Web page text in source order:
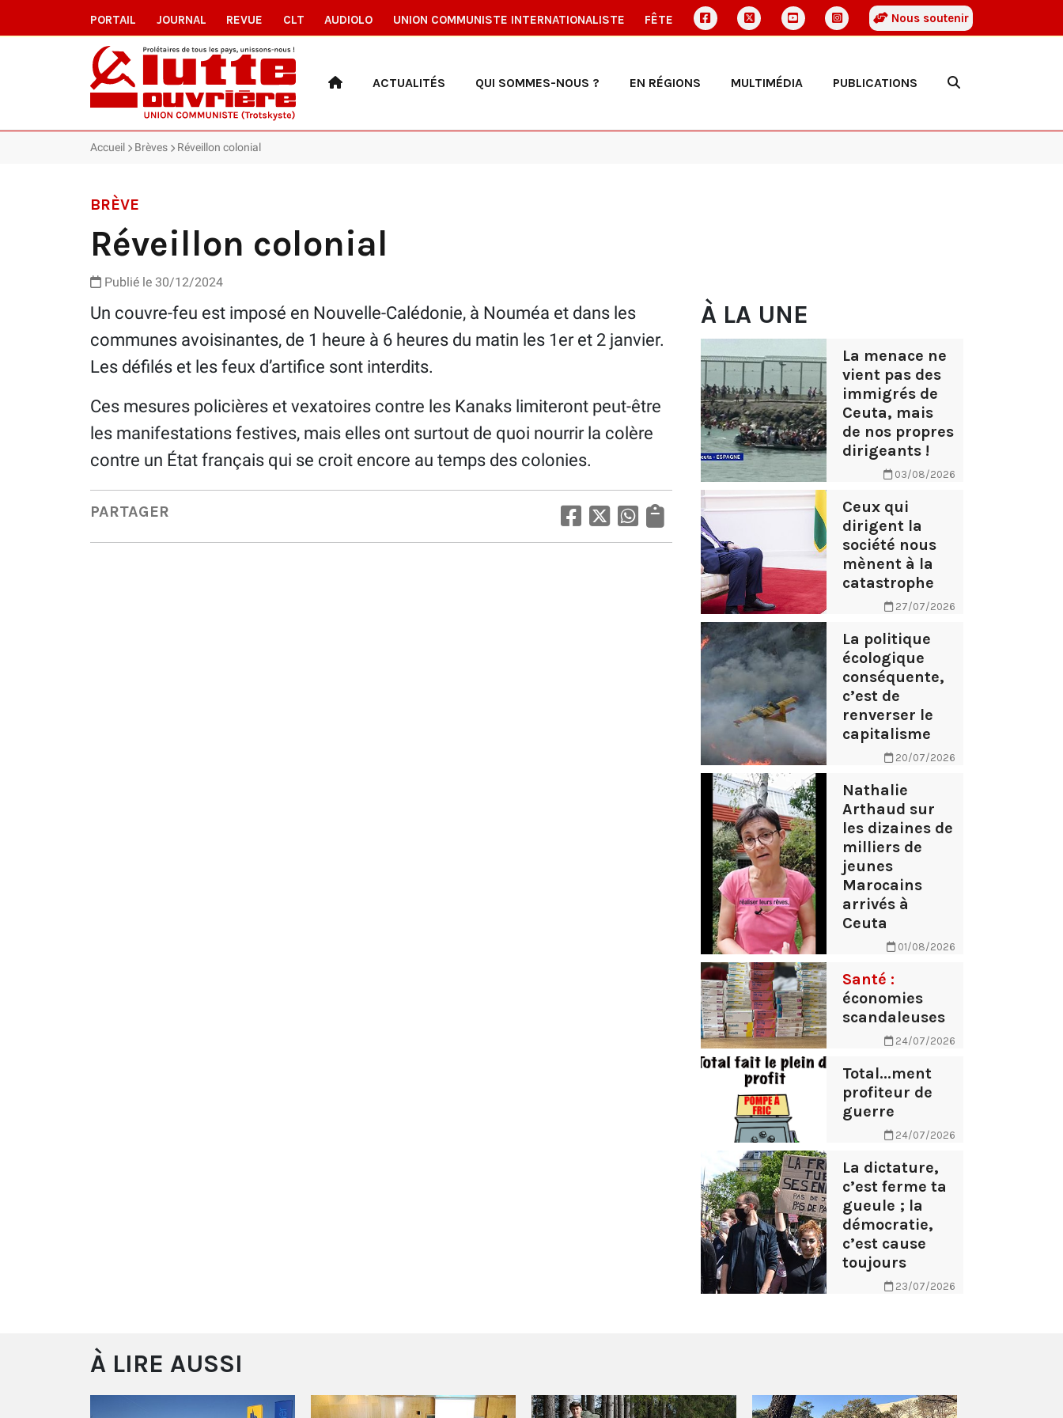
PORTAIL JOURNAL REVUE CLT AUDIOLO UNION COMMUNISTE INTERNATIONALISTE FÊTE Nous soutenir
ACTUALITÉS QUI SOMMES-NOUS ? EN RÉGIONS MULTIMÉDIA PUBLICATIONS
Accueil Brèves Réveillon colonial
BRÈVE
Réveillon colonial
Publié le 30/12/2024
Un couvre-feu est imposé en Nouvelle-Calédonie, à Nouméa et dans les
communes avoisinantes, de 1 heure à 6 heures du matin les 1er et 2 janvier.
Les défilés et les feux d’artifice sont interdits.
Ces mesures policières et vexatoires contre les Kanaks limiteront peut-être
les manifestations festives, mais elles ont surtout de quoi nourrir la colère
contre un État français qui se croit encore au temps des colonies.
PARTAGER
À LA UNE
La menace ne
vient pas des
immigrés de
Ceuta, mais
de nos propres
dirigeants !
03/08/2026
Ceux qui
dirigent la
société nous
mènent à la
catastrophe
27/07/2026
La politique
écologique
conséquente,
c’est de
renverser le
capitalisme
20/07/2026
Nathalie
Arthaud sur
les dizaines de
milliers de
jeunes
Marocains
arrivés à
Ceuta
01/08/2026
Santé :
économies
scandaleuses
24/07/2026
Total...ment
profiteur de
guerre
24/07/2026
La dictature,
c’est ferme ta
gueule ; la
démocratie,
c’est cause
toujours
23/07/2026
À LIRE AUSSI